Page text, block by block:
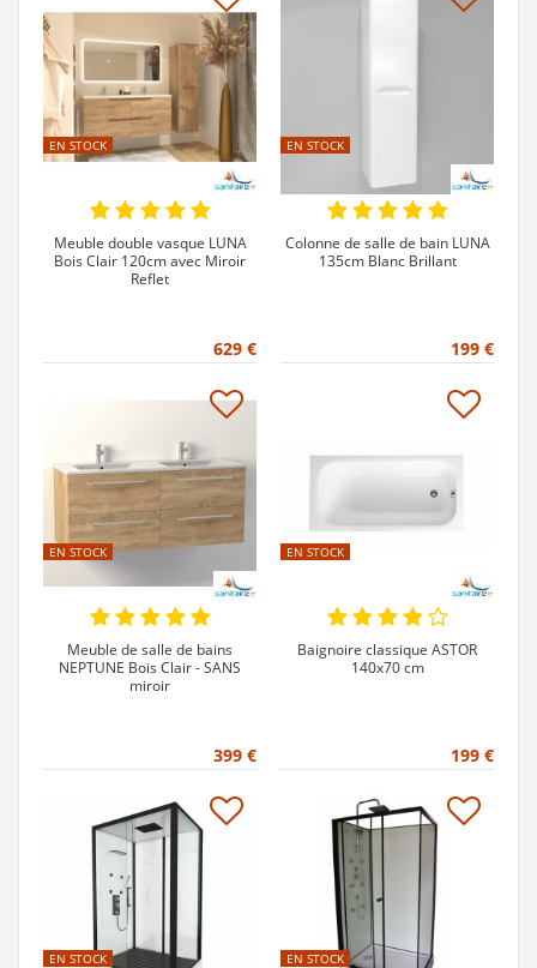
EN STOCK
Meuble double vasque LUNA
Bois Clair 120cm avec Miroir
Reflet
629 €
EN STOCK
Colonne de salle de bain LUNA
135cm Blanc Brillant
199 €
EN STOCK
Meuble de salle de bains
NEPTUNE Bois Clair - SANS
miroir
399 €
EN STOCK
Baignoire classique ASTOR
140x70 cm
199 €
EN STOCK EN STOCK